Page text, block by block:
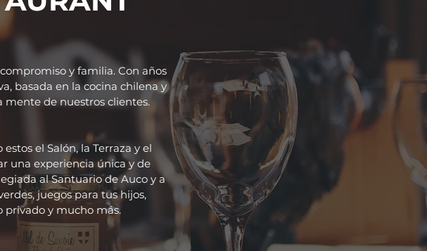
y familia. Con años
basada en la cocina chilena y
mente de nuestros clientes.
el Salón, la Terraza y el
una experiencia única y de
al Santuario de Auco y a
juegos para tus hijos,
privado y mucho más.